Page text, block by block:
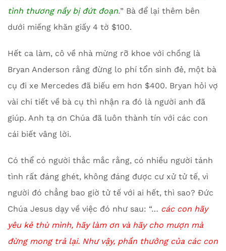
tình thương nầy bị đứt đoạn.” Bà để lại thêm bên
dưới miếng khăn giấy 4 tờ $100.
Hết ca làm, cô về nhà mừng rỡ khoe với chồng là
Bryan Anderson rằng đừng lo phí tổn sinh đẻ, một bà
cụ đi xe Mercedes đã biếu em hơn $400. Bryan hỏi vợ
vài chi tiết về bà cụ thì nhận ra đó là người anh đã
giúp. Anh tạ ơn Chúa đã luôn thành tín với các con
cái biết vâng lời.
Có thể có người thắc mắc rằng, có nhiều người tánh
tình rất đáng ghét, không đáng được cư xử tử tế, vì
người đó chẳng bao giờ tử tế với ai hết, thì sao? Đức
Chúa Jesus dạy về việc đó như sau: “… các con hãy
yêu kẻ thù mình, hãy làm ơn và hãy cho mượn mà
đừng mong trả lại. Như vậy, phần thưởng của các con